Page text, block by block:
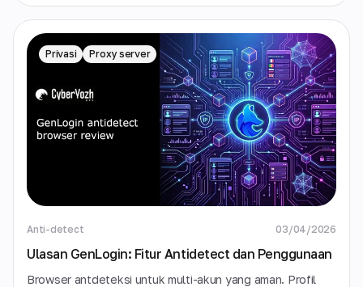
Privasi Proxy server
Anti-detect 03/04/2026
Ulasan GenLogin: Fitur Antidetect dan Penggunaan
Browser antdeteksi untuk multi-akun yang aman. Profil